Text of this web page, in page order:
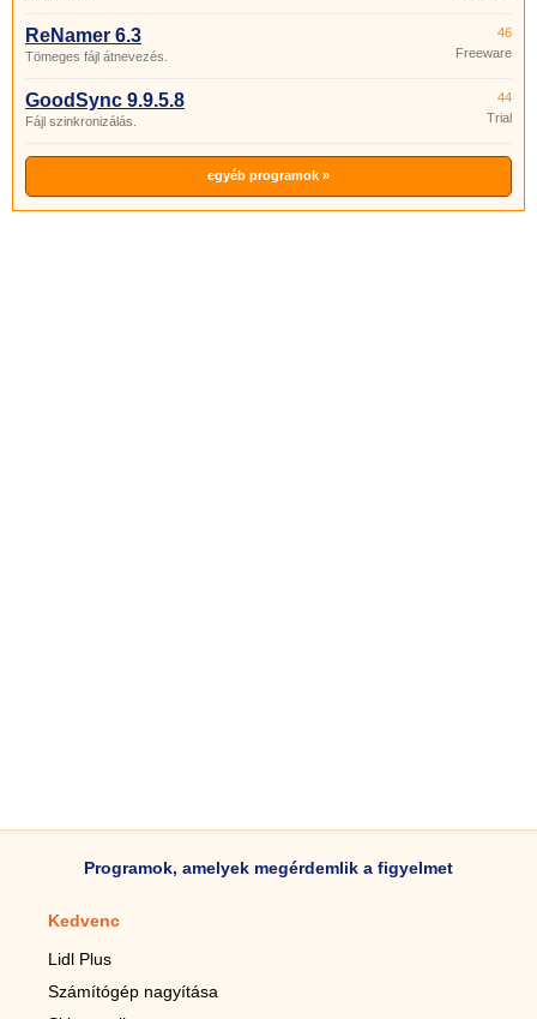
ReNamer 6.3
Tömeges fájl átnevezés.
46
Freeware
GoodSync 9.9.5.8
Fájl szinkronizálás.
44
Trial
egyéb programok »
Programok, amelyek megérdemlik a figyelmet
Kedvenc
Lidl Plus
Számítógép nagyítása